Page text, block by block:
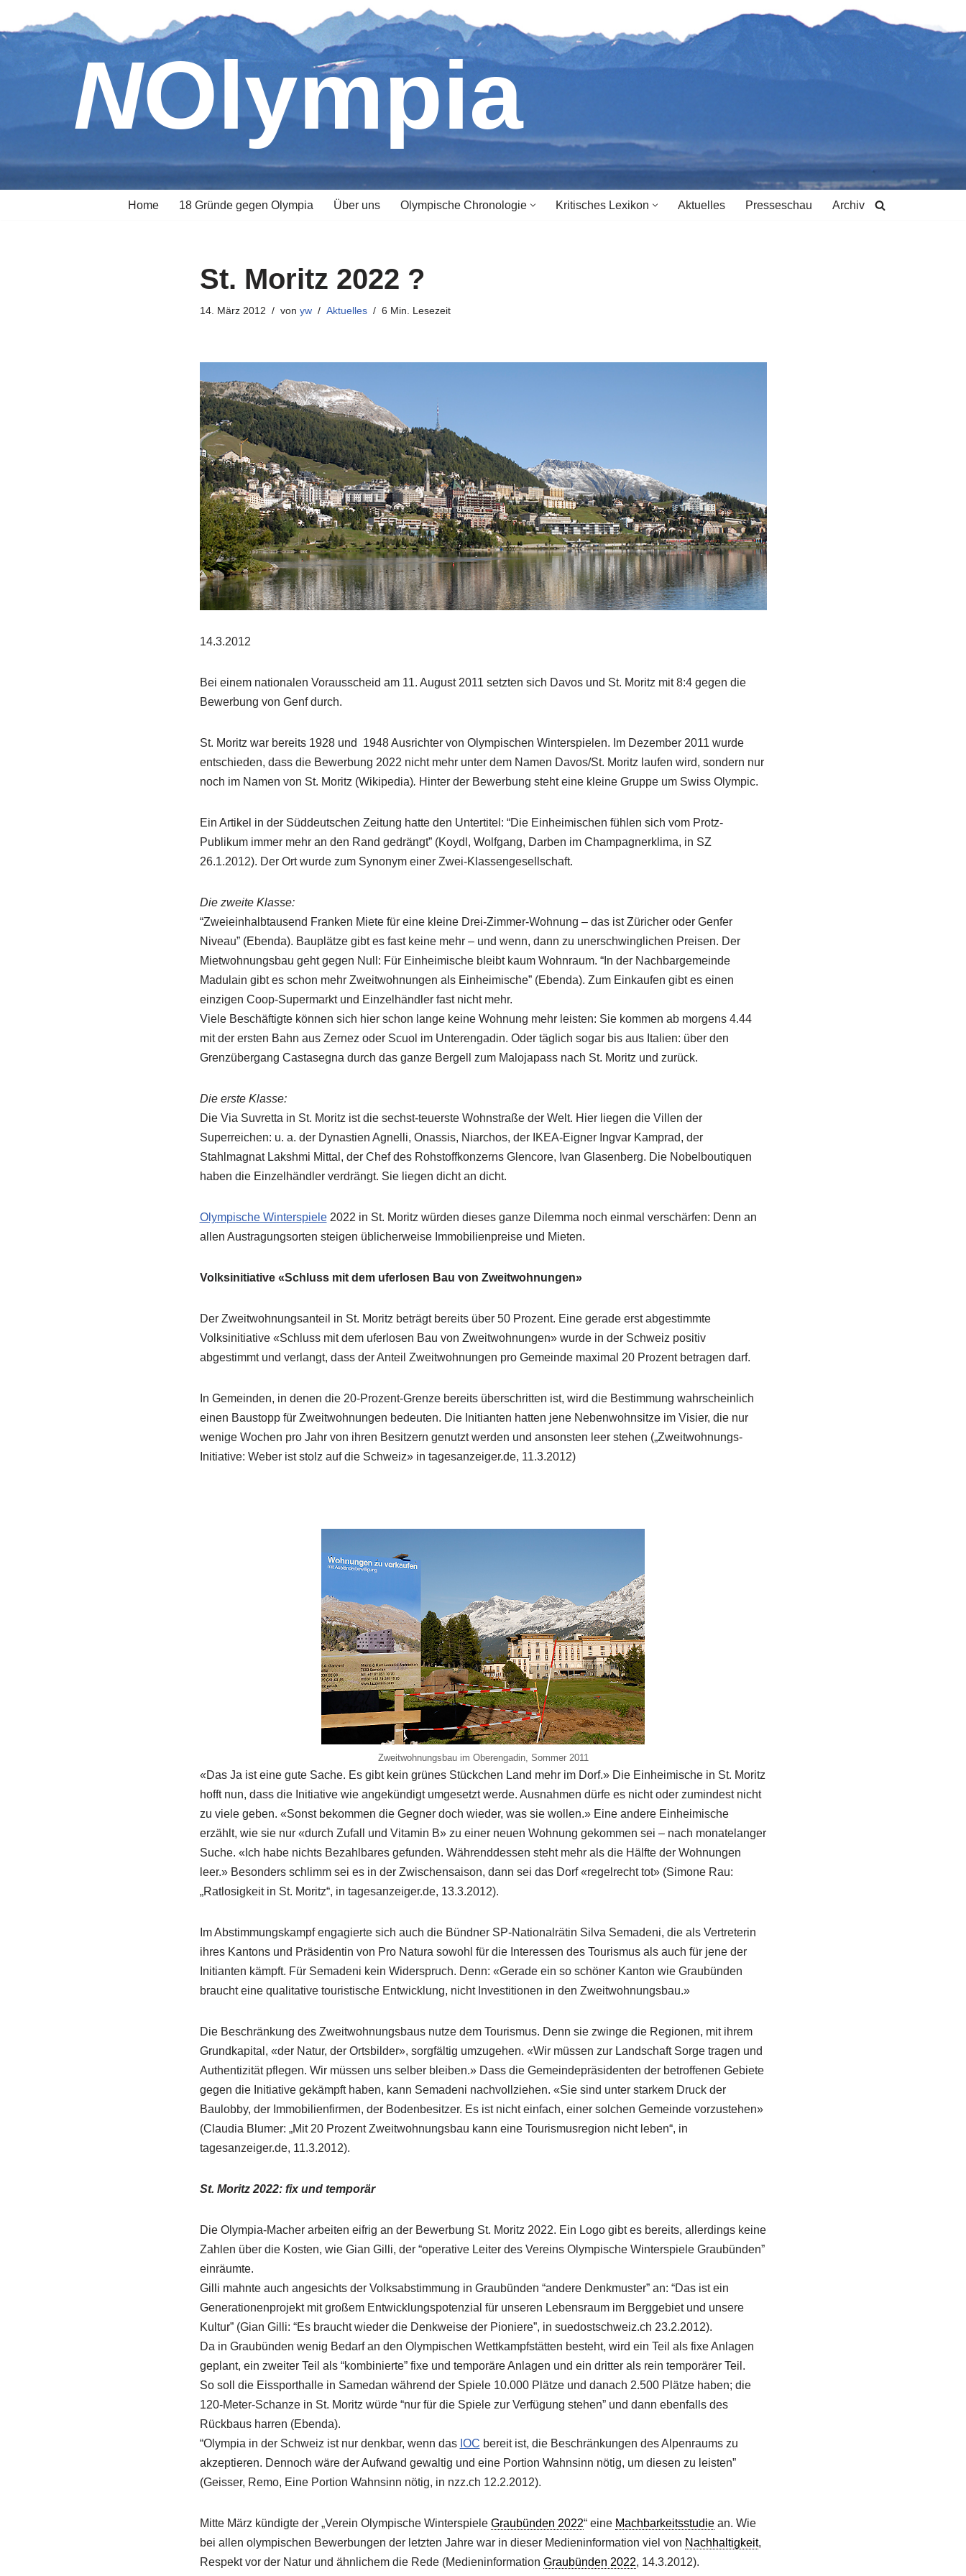
NOlympia
Home 18 Gründe gegen Olympia Über uns Olympische Chronologie Kritisches Lexikon Aktuelles Presseschau Archiv
St. Moritz 2022 ?
14. März 2012 von yw Aktuelles 6 Min. Lesezeit
14.3.2012
Bei einem nationalen Vorausscheid am 11. August 2011 setzten sich Davos und St. Moritz mit 8:4 gegen die
Bewerbung von Genf durch.
St. Moritz war bereits 1928 und 1948 Ausrichter von Olympischen Winterspielen. Im Dezember 2011 wurde
entschieden, dass die Bewerbung 2022 nicht mehr unter dem Namen Davos/St. Moritz laufen wird, sondern nur
noch im Namen von St. Moritz (Wikipedia). Hinter der Bewerbung steht eine kleine Gruppe um Swiss Olympic.
Ein Artikel in der Süddeutschen Zeitung hatte den Untertitel: “Die Einheimischen fühlen sich vom Protz-
Publikum immer mehr an den Rand gedrängt” (Koydl, Wolfgang, Darben im Champagnerklima, in SZ
26.1.2012). Der Ort wurde zum Synonym einer Zwei-Klassengesellschaft.
Die zweite Klasse:
“Zweieinhalbtausend Franken Miete für eine kleine Drei-Zimmer-Wohnung – das ist Züricher oder Genfer
Niveau” (Ebenda). Bauplätze gibt es fast keine mehr – und wenn, dann zu unerschwinglichen Preisen. Der
Mietwohnungsbau geht gegen Null: Für Einheimische bleibt kaum Wohnraum. “In der Nachbargemeinde
Madulain gibt es schon mehr Zweitwohnungen als Einheimische” (Ebenda). Zum Einkaufen gibt es einen
einzigen Coop-Supermarkt und Einzelhändler fast nicht mehr.
Viele Beschäftigte können sich hier schon lange keine Wohnung mehr leisten: Sie kommen ab morgens 4.44
mit der ersten Bahn aus Zernez oder Scuol im Unterengadin. Oder täglich sogar bis aus Italien: über den
Grenzübergang Castasegna durch das ganze Bergell zum Malojapass nach St. Moritz und zurück.
Die erste Klasse:
Die Via Suvretta in St. Moritz ist die sechst-teuerste Wohnstraße der Welt. Hier liegen die Villen der
Superreichen: u. a. der Dynastien Agnelli, Onassis, Niarchos, der IKEA-Eigner Ingvar Kamprad, der
Stahlmagnat Lakshmi Mittal, der Chef des Rohstoffkonzerns Glencore, Ivan Glasenberg. Die Nobelboutiquen
haben die Einzelhändler verdrängt. Sie liegen dicht an dicht.
Olympische Winterspiele2022 in St. Moritz würden dieses ganze Dilemma noch einmal verschärfen: Denn an
allen Austragungsorten steigen üblicherweise Immobilienpreise und Mieten.
Volksinitiative «Schluss mit dem uferlosen Bau von Zweitwohnungen»
Der Zweitwohnungsanteil in St. Moritz beträgt bereits über 50 Prozent. Eine gerade erst abgestimmte
Volksinitiative «Schluss mit dem uferlosen Bau von Zweitwohnungen» wurde in der Schweiz positiv
abgestimmt und verlangt, dass der Anteil Zweitwohnungen pro Gemeinde maximal 20 Prozent betragen darf.
In Gemeinden, in denen die 20-Prozent-Grenze bereits überschritten ist, wird die Bestimmung wahrscheinlich
einen Baustopp für Zweitwohnungen bedeuten. Die Initianten hatten jene Nebenwohnsitze im Visier, die nur
wenige Wochen pro Jahr von ihren Besitzern genutzt werden und ansonsten leer stehen („Zweitwohnungs-
Initiative: Weber ist stolz auf die Schweiz» in tagesanzeiger.de, 11.3.2012)
Zweitwohnungsbau im Oberengadin, Sommer 2011
«Das Ja ist eine gute Sache. Es gibt kein grünes Stückchen Land mehr im Dorf.» Die Einheimische in St. Moritz
hofft nun, dass die Initiative wie angekündigt umgesetzt werde. Ausnahmen dürfe es nicht oder zumindest nicht
zu viele geben. «Sonst bekommen die Gegner doch wieder, was sie wollen.» Eine andere Einheimische
erzählt, wie sie nur «durch Zufall und Vitamin B» zu einer neuen Wohnung gekommen sei – nach monatelanger
Suche. «Ich habe nichts Bezahlbares gefunden. Währenddessen steht mehr als die Hälfte der Wohnungen
leer.» Besonders schlimm sei es in der Zwischensaison, dann sei das Dorf «regelrecht tot» (Simone Rau:
„Ratlosigkeit in St. Moritz“, in tagesanzeiger.de, 13.3.2012).
Im Abstimmungskampf engagierte sich auch die Bündner SP-Nationalrätin Silva Semadeni, die als Vertreterin
ihres Kantons und Präsidentin von Pro Natura sowohl für die Interessen des Tourismus als auch für jene der
Initianten kämpft. Für Semadeni kein Widerspruch. Denn: «Gerade ein so schöner Kanton wie Graubünden
braucht eine qualitative touristische Entwicklung, nicht Investitionen in den Zweitwohnungsbau.»
Die Beschränkung des Zweitwohnungsbaus nutze dem Tourismus. Denn sie zwinge die Regionen, mit ihrem
Grundkapital, «der Natur, der Ortsbilder», sorgfältig umzugehen. «Wir müssen zur Landschaft Sorge tragen und
Authentizität pflegen. Wir müssen uns selber bleiben.» Dass die Gemeindepräsidenten der betroffenen Gebiete
gegen die Initiative gekämpft haben, kann Semadeni nachvollziehen. «Sie sind unter starkem Druck der
Baulobby, der Immobilienfirmen, der Bodenbesitzer. Es ist nicht einfach, einer solchen Gemeinde vorzustehen»
(Claudia Blumer: „Mit 20 Prozent Zweitwohnungsbau kann eine Tourismusregion nicht leben“, in
tagesanzeiger.de, 11.3.2012).
St. Moritz 2022: fix und temporär
Die Olympia-Macher arbeiten eifrig an der Bewerbung St. Moritz 2022. Ein Logo gibt es bereits, allerdings keine
Zahlen über die Kosten, wie Gian Gilli, der “operative Leiter des Vereins Olympische Winterspiele Graubünden”
einräumte.
Gilli mahnte auch angesichts der Volksabstimmung in Graubünden “andere Denkmuster” an: “Das ist ein
Generationenprojekt mit großem Entwicklungspotenzial für unseren Lebensraum im Berggebiet und unsere
Kultur” (Gian Gilli: “Es braucht wieder die Denkweise der Pioniere”, in suedostschweiz.ch 23.2.2012).
Da in Graubünden wenig Bedarf an den Olympischen Wettkampfstätten besteht, wird ein Teil als fixe Anlagen
geplant, ein zweiter Teil als “kombinierte” fixe und temporäre Anlagen und ein dritter als rein temporärer Teil.
So soll die Eissporthalle in Samedan während der Spiele 10.000 Plätze und danach 2.500 Plätze haben; die
120-Meter-Schanze in St. Moritz würde “nur für die Spiele zur Verfügung stehen” und dann ebenfalls des
Rückbaus harren (Ebenda).
“Olympia in der Schweiz ist nur denkbar, wenn das IOC bereit ist, die Beschränkungen des Alpenraums zu
akzeptieren. Dennoch wäre der Aufwand gewaltig und eine Portion Wahnsinn nötig, um diesen zu leisten”
(Geisser, Remo, Eine Portion Wahnsinn nötig, in nzz.ch 12.2.2012).
Mitte März kündigte der „Verein Olympische Winterspiele Graubünden 2022“ eine Machbarkeitsstudiean. Wie
bei allen olympischen Bewerbungen der letzten Jahre war in dieser Medieninformation viel von Nachhaltigkeit,
Respekt vor der Natur und ähnlichem die Rede (Medieninformation Graubünden 2022, 14.3.2012).